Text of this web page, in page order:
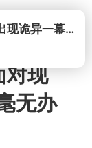
打开
对现
无办